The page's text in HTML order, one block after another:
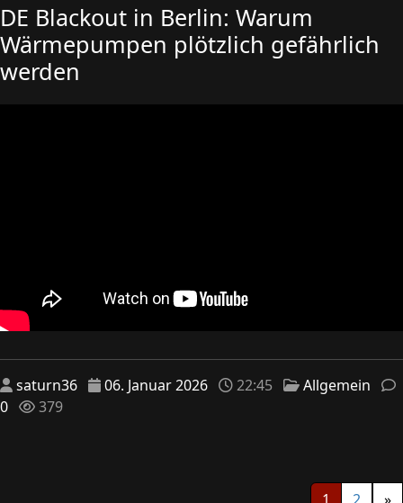
DE Blackout in Berlin: Warum
Wärmepumpen plötzlich gefährlich
werden
saturn36 06. Januar 2026 22:45
Allgemein
0
379